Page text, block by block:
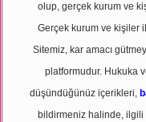
olup, gerçek kurum ve
Gerçek kurum ve kişiler
Sitemiz, kar amacı
platformudur. Hukuka
düşündüğünüz içerikleri,
bildirmeniz halinde,